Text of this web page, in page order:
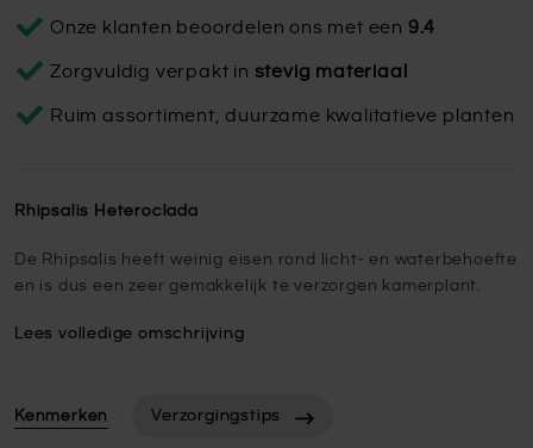
Onze klanten beoordelen ons met een 9.4
Zorgvuldig verpakt in stevig materiaal
Ruim assortiment, duurzame kwalitatieve planten
Rhipsalis Heteroclada
De Rhipsalis heeft weinig eisen rond licht- en waterbehoefte
en is dus een zeer gemakkelijk te verzorgen kamerplant.
Lees volledige omschrijving
Kenmerken Verzorgingstips